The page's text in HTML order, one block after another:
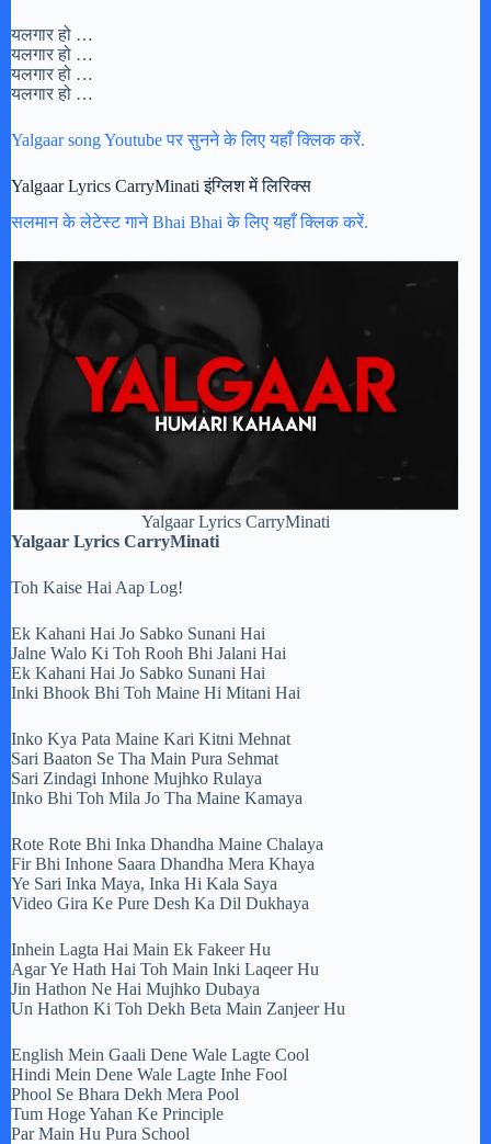
यलगार हो …
यलगार हो …
यलगार हो …
यलगार हो …
Yalgaar song Youtube पर सुनने के लिए यहाँ क्लिक करें.
Yalgaar Lyrics CarryMinati इंग्लिश में लिरिक्स
सलमान के लेटेस्ट गाने Bhai Bhai के लिए यहाँ क्लिक करें.
Yalgaar Lyrics CarryMinati
Yalgaar Lyrics CarryMinati
Toh Kaise Hai Aap Log!
Ek Kahani Hai Jo Sabko Sunani Hai
Jalne Walo Ki Toh Rooh Bhi Jalani Hai
Ek Kahani Hai Jo Sabko Sunani Hai
Inki Bhook Bhi Toh Maine Hi Mitani Hai
Inko Kya Pata Maine Kari Kitni Mehnat
Sari Baaton Se Tha Main Pura Sehmat
Sari Zindagi Inhone Mujhko Rulaya
Inko Bhi Toh Mila Jo Tha Maine Kamaya
Rote Rote Bhi Inka Dhandha Maine Chalaya
Fir Bhi Inhone Saara Dhandha Mera Khaya
Ye Sari Inka Maya, Inka Hi Kala Saya
Video Gira Ke Pure Desh Ka Dil Dukhaya
Inhein Lagta Hai Main Ek Fakeer Hu
Agar Ye Hath Hai Toh Main Inki Laqeer Hu
Jin Hathon Ne Hai Mujhko Dubaya
Un Hathon Ki Toh Dekh Beta Main Zanjeer Hu
English Mein Gaali Dene Wale Lagte Cool
Hindi Mein Dene Wale Lagte Inhe Fool
Phool Se Bhara Dekh Mera Pool
Tum Hoge Yahan Ke Principle
Par Main Hu Pura School